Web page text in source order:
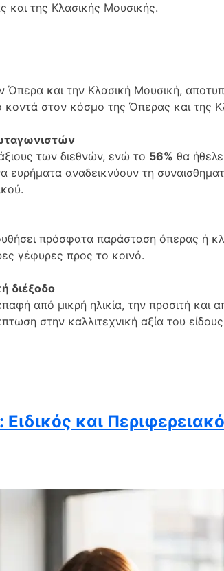
και της Κλασικής Μουσικής.
Όπερα και την Κλασική Μουσική,
κοντά στον κόσμο της Όπερας και της
των διεθνών, ενώ το 56% θα
αναδεικνύουν τη
πρόσφατα παράσταση όπερας ή
γέφυρες προς το κοινό.
διέξοδο
από μικρή ηλικία, την προσιτή
στην καλλιτεχνική αξία του
και